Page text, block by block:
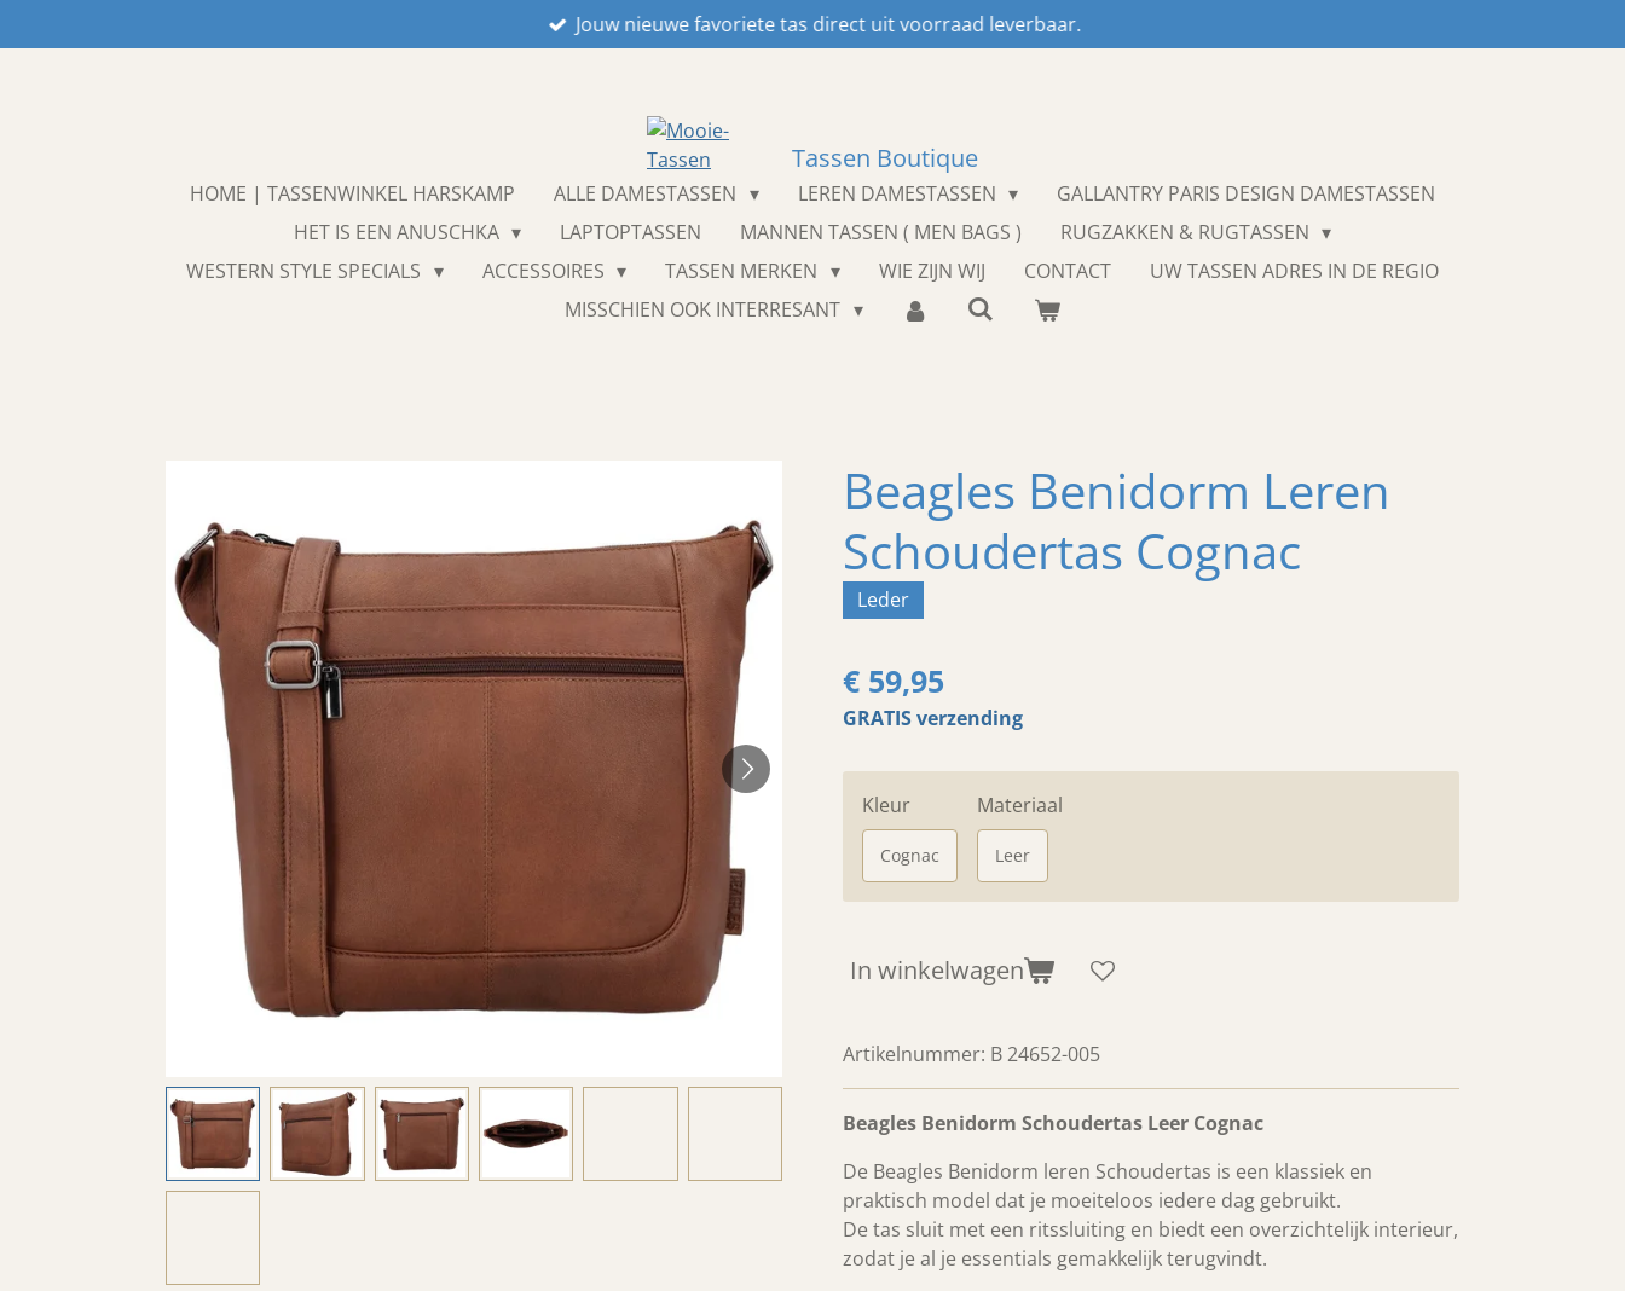
direct
Jouw nieuwe favoriete tas direct uit voorraad leverbaar.
Tassen Boutique
HOME | TASSENWINKEL HARSKAMP ALLE DAMESTASSEN LEREN DAMESTASSEN
GALLANTRY PARIS DESIGN DAMESTASSEN
HET IS EEN ANUSCHKA
LAPTOPTASSEN MANNEN TASSEN ( MEN BAGS )
RUGZAKKEN & RUGTASSEN
WESTERN STYLE SPECIALS
ACCESSOIRES TASSEN MERKEN WIE ZIJN WIJ CONTACT
UW TASSEN ADRES IN DE REGIO
MISSCHIEN OOK INTERRESANT
Beagles Benidorm Leren
Schoudertas Cognac
Leder
€ 59,95
GRATIS verzending
Kleur
Cognac
Materiaal
Leer
In winkelwagen
Artikelnummer: B 24652-005
Beagles Benidorm Schoudertas Leer Cognac
De Beagles Benidorm leren Schoudertas is een klassiek en
praktisch model dat je moeiteloos iedere dag gebruikt.
De tas sluit met een ritssluiting en biedt een overzichtelijk interieur,
zodat je al je essentials gemakkelijk terugvindt.